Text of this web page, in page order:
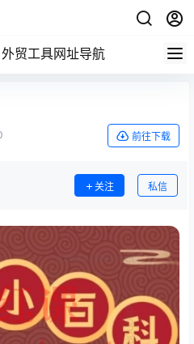
外贸工具网址导航
前往下载
关注 私信